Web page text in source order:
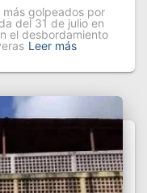
más golpeados por
del 31 de julio en
el desbordamiento
Leer más